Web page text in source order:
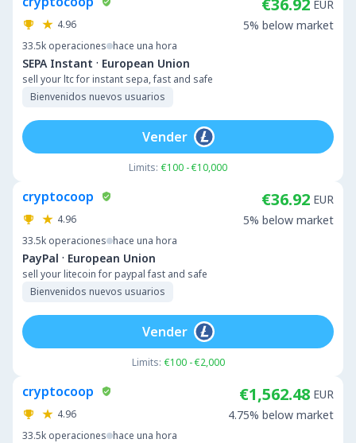
4.96
33.5k operaciones hace una hora
SEPA Instant · European Union
sell your ltc for instant sepa, fast and safe
Bienvenidos nuevos usuarios
€36.92 EUR
5% below market
Limits: €100 - €10,000
Vender
cryptocoop
4.96
33.5k operaciones hace una hora
PayPal · European Union
sell your litecoin for paypal fast and safe
Bienvenidos nuevos usuarios
€36.92 EUR
5% below market
Limits: €100 - €2,000
Vender
cryptocoop
4.96
33.5k operaciones hace una hora
€1,562.48 EUR
4.75% below market